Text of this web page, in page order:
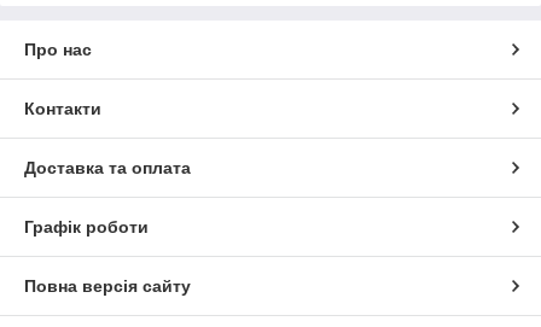
Про нас
Контакти
Доставка та оплата
Графік роботи
Повна версія сайту